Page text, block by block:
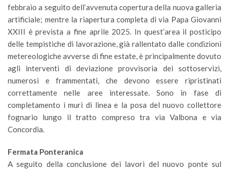
febbraio a seguito dell’avvenuta copertura della nuova galleria
artificiale; mentre la riapertura completa di via Papa Giovanni
XXIII è prevista a fine aprile 2025. In quest’area il posticipo
delle tempistiche di lavorazione, già rallentato dalle condizioni
metereologiche avverse di fine estate, è principalmente dovuto
agli interventi di deviazione provvisoria dei sottoservizi,
numerosi e frammentati, che devono essere ripristinati
correttamente nelle aree interessate. Sono in fase di
completamento i muri di linea e la posa del nuovo collettore
fognario lungo il tratto compreso tra via Valbona e via
Concordia.
Fermata Ponteranica
A seguito della conclusione dei lavori del nuovo ponte sul